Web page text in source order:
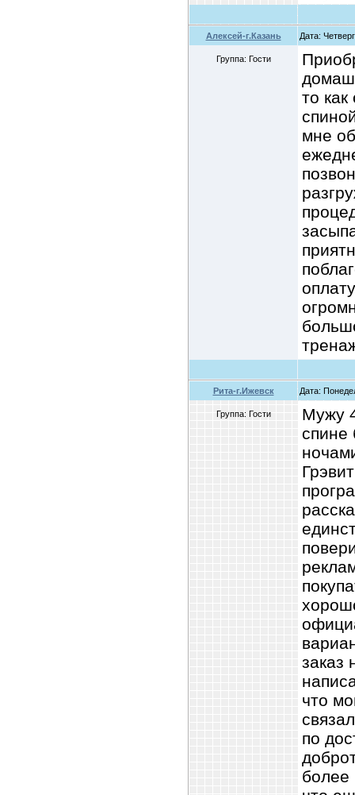
Алексей-г.Казань Дата:
Группа: Гости
то
мне
Рита-г.Ижевск Дата:
Группа: Гости
Мужу
спине
заказ
что
по
более